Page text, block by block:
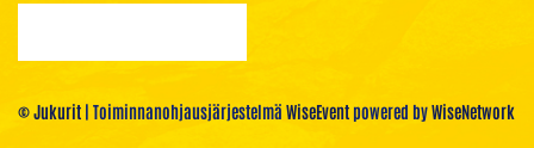
© Jukurit | Toiminnanohjausjärjestelmä WiseEventpowered byWiseNetwork